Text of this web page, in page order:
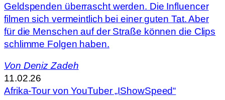
Geldspenden überrascht werden. Die Influencer
filmen sich vermeintlich bei einer guten Tat. Aber
für die Menschen auf der Straße können die Clips
schlimme Folgen haben.
Von Deniz Zadeh
11.02.26
Afrika-Tour von YouTuber „IShowSpeed“